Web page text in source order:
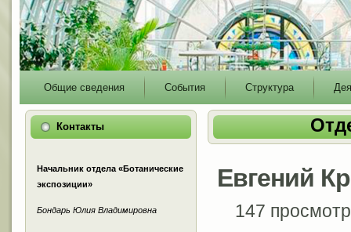
Main
menu
Общие сведения События Структура
Контакты
Начальник отдела «Ботанические
экспозиции»
Бондарь Юлия Владимировна
Евгений
147